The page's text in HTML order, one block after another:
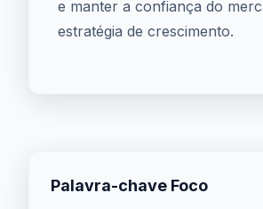
e manter a confiança do
estratégia de crescimento.
Palavra-chave Foco